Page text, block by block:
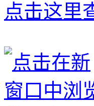
点击这里